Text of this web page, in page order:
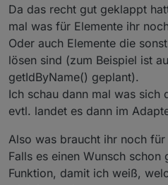
Da das recht gut geklappt
mal was für Elemente ihr
Oder auch Elemente die
lösen sind (zum Beispiel ist
getIdByName() geplant).
Ich schau dann mal was sich
evtl. landet es dann im
Also was braucht ihr noch
Falls es einen Wunsch
Funktion, damit ich weiß,